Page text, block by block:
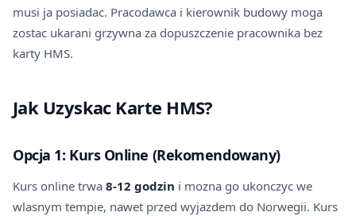
musi ja posiadac. Pracodawca i kierownik budowy moga
zostac ukarani grzywna za dopuszczenie pracownika bez
karty HMS.
Jak Uzyskac Karte HMS?
Opcja 1: Kurs Online (Rekomendowany)
Kurs online trwa 8-12 godzin i mozna go ukonczyc we
wlasnym tempie, nawet przed wyjazdem do Norwegii. Kurs